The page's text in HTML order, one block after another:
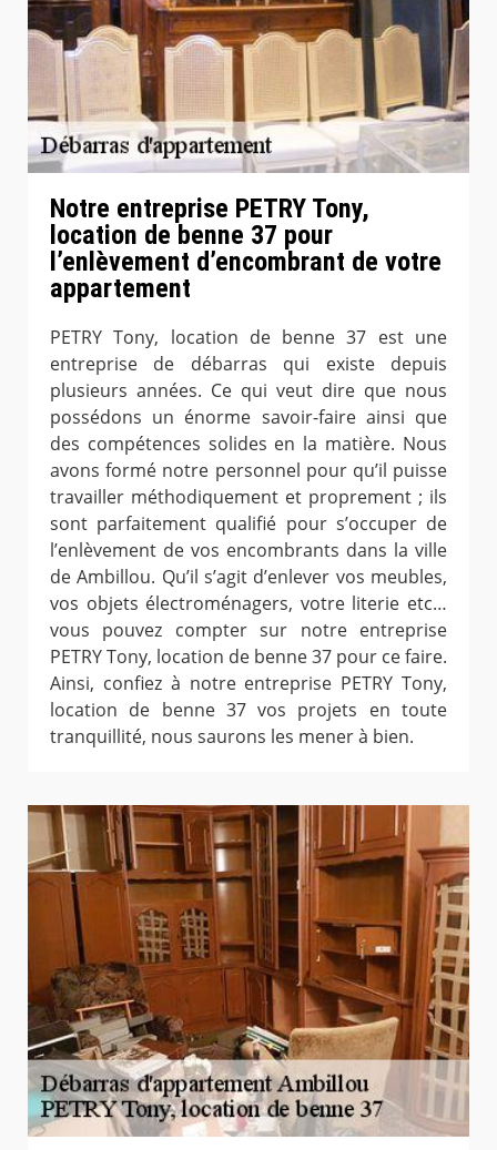
Notre entreprise PETRY Tony,
location de benne 37 pour
l’enlèvement d’encombrant de votre
appartement
PETRY Tony, location de benne 37 est une
entreprise de débarras qui existe depuis
plusieurs années. Ce qui veut dire que nous
possédons un énorme savoir-faire ainsi que
des compétences solides en la matière. Nous
avons formé notre personnel pour qu’il puisse
travailler méthodiquement et proprement ; ils
sont parfaitement qualifié pour s’occuper de
l’enlèvement de vos encombrants dans la ville
de Ambillou. Qu’il s’agit d’enlever vos meubles,
vos objets électroménagers, votre literie etc…
vous pouvez compter sur notre entreprise
PETRY Tony, location de benne 37 pour ce faire.
Ainsi, confiez à notre entreprise PETRY Tony,
location de benne 37 vos projets en toute
tranquillité, nous saurons les mener à bien.